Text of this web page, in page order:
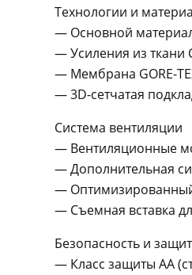
Технологии и
— Основной
— Усиления из ткани
— Мембрана GORE-
— 3D-сетчатая
Система вентиляции
— Вентиляционные
— Дополнительная
—
— Съемная вставка
Безопасность и
— Класс защиты AA